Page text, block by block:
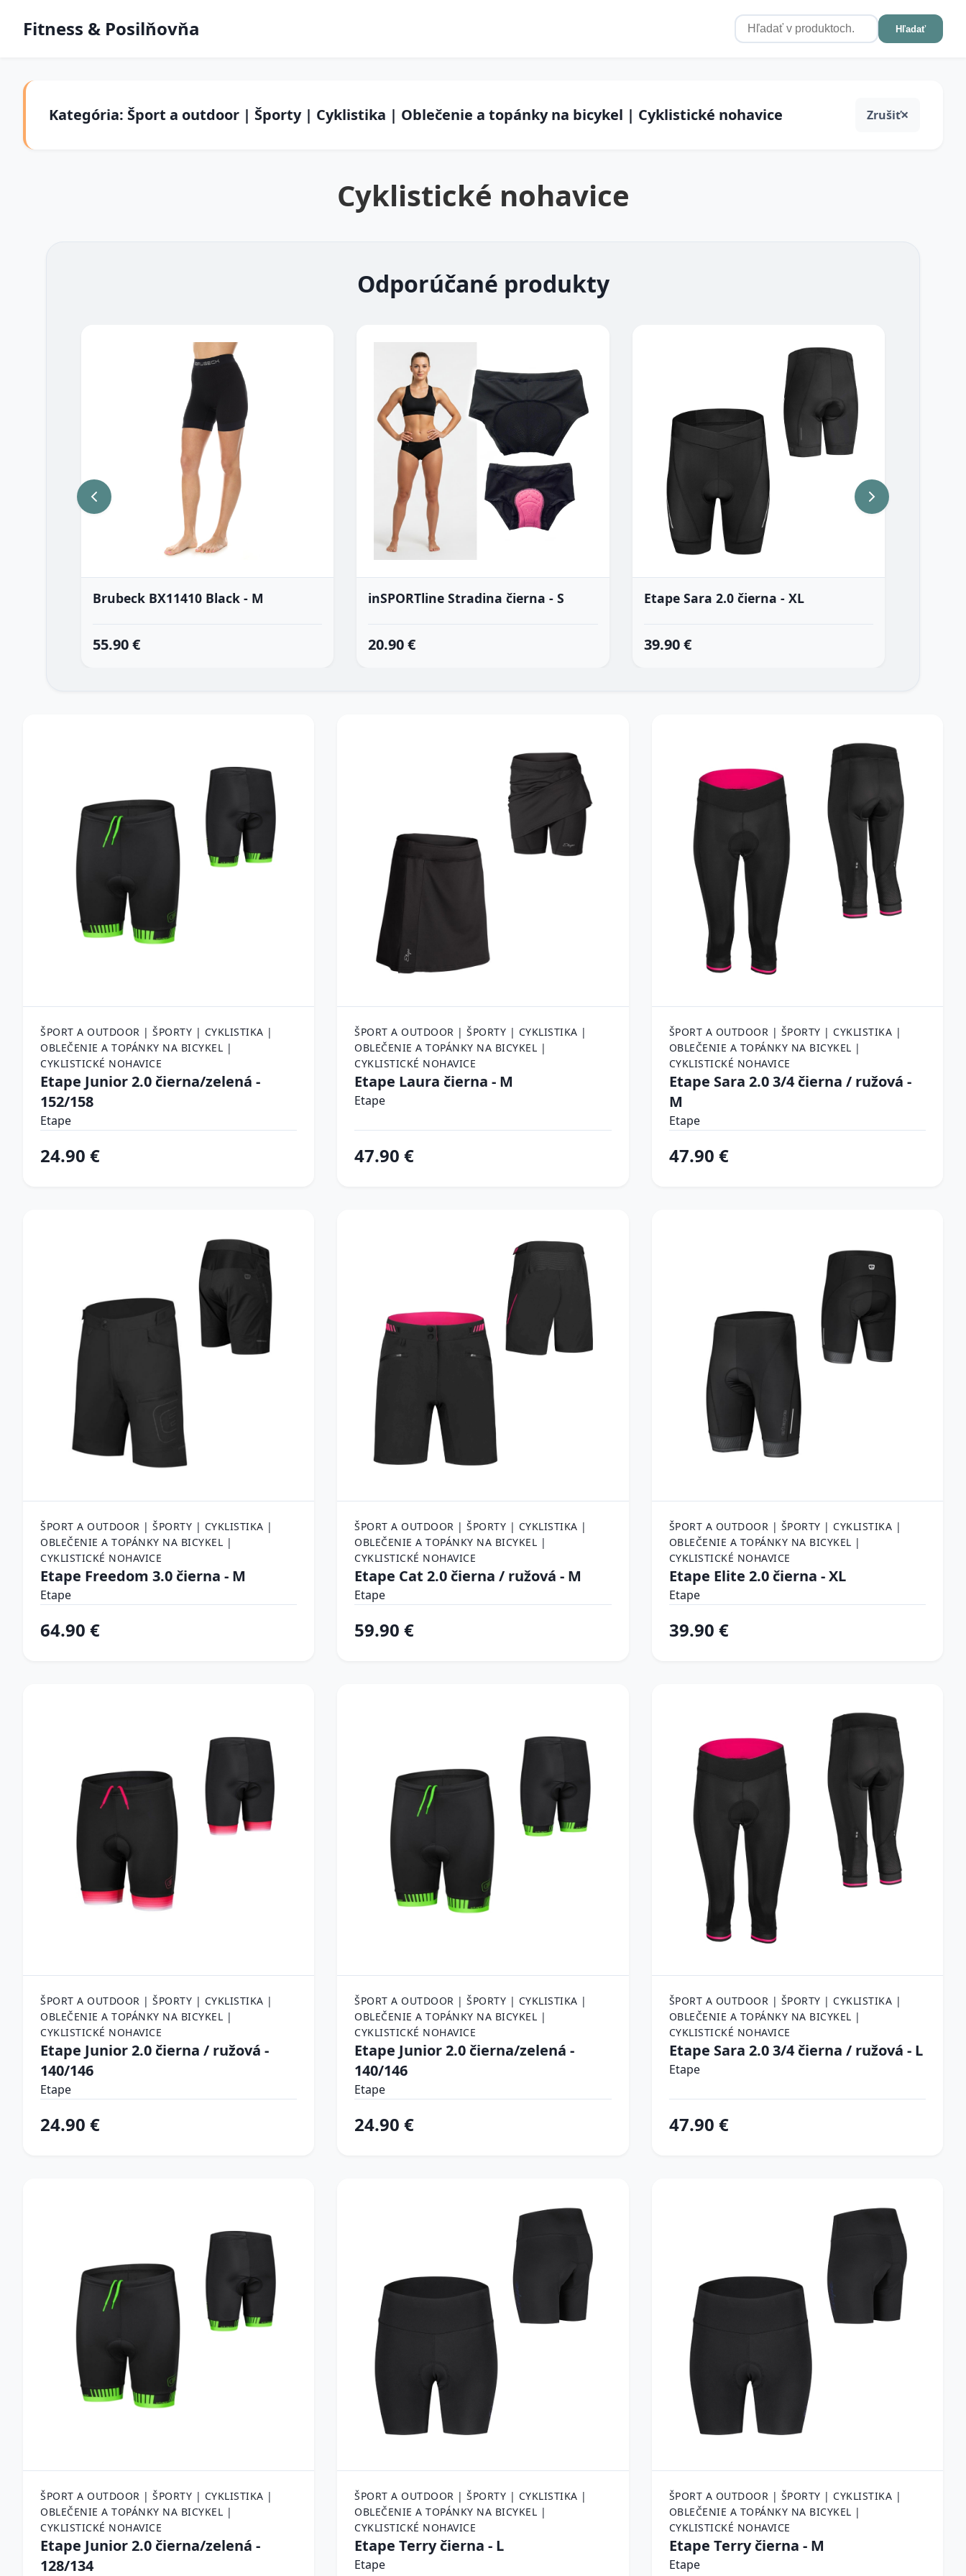
Fitness & Posilňovňa Hľadať
Kategória: Šport a outdoor | Športy | Cyklistika | Oblečenie a topánky na bicykel | Cyklistické nohavice Zrušiť
Cyklistické nohavice
Odporúčané produkty
Brubeck BX11410 Black - M
55.90 €
inSPORTline Stradina čierna - S
20.90 €
Etape Sara 2.0 čierna - XL
39.90 €
ŠPORT A OUTDOOR | ŠPORTY | CYKLISTIKA |
OBLEČENIE A TOPÁNKY NA BICYKEL |
CYKLISTICKÉ NOHAVICE
Etape Junior 2.0 čierna/zelená -
152/158
Etape
24.90 €
ŠPORT A OUTDOOR | ŠPORTY | CYKLISTIKA |
OBLEČENIE A TOPÁNKY NA BICYKEL |
CYKLISTICKÉ NOHAVICE
Etape Laura čierna - M
Etape
47.90 €
ŠPORT A OUTDOOR | ŠPORTY | CYKLISTIKA |
OBLEČENIE A TOPÁNKY NA BICYKEL |
CYKLISTICKÉ NOHAVICE
Etape Sara 2.0 3/4 čierna / ružová -
M
Etape
47.90 €
ŠPORT A OUTDOOR | ŠPORTY | CYKLISTIKA |
OBLEČENIE A TOPÁNKY NA BICYKEL |
CYKLISTICKÉ NOHAVICE
Etape Freedom 3.0 čierna - M
Etape
64.90 €
ŠPORT A OUTDOOR | ŠPORTY | CYKLISTIKA |
OBLEČENIE A TOPÁNKY NA BICYKEL |
CYKLISTICKÉ NOHAVICE
Etape Cat 2.0 čierna / ružová - M
Etape
59.90 €
ŠPORT A OUTDOOR | ŠPORTY | CYKLISTIKA |
OBLEČENIE A TOPÁNKY NA BICYKEL |
CYKLISTICKÉ NOHAVICE
Etape Elite 2.0 čierna - XL
Etape
39.90 €
ŠPORT A OUTDOOR | ŠPORTY | CYKLISTIKA |
OBLEČENIE A TOPÁNKY NA BICYKEL |
CYKLISTICKÉ NOHAVICE
Etape Junior 2.0 čierna / ružová -
140/146
Etape
24.90 €
ŠPORT A OUTDOOR | ŠPORTY | CYKLISTIKA |
OBLEČENIE A TOPÁNKY NA BICYKEL |
CYKLISTICKÉ NOHAVICE
Etape Junior 2.0 čierna/zelená -
140/146
Etape
24.90 €
ŠPORT A OUTDOOR | ŠPORTY | CYKLISTIKA |
OBLEČENIE A TOPÁNKY NA BICYKEL |
CYKLISTICKÉ NOHAVICE
Etape Sara 2.0 3/4 čierna / ružová - L
Etape
47.90 €
ŠPORT A OUTDOOR | ŠPORTY | CYKLISTIKA |
OBLEČENIE A TOPÁNKY NA BICYKEL |
CYKLISTICKÉ NOHAVICE
Etape Junior 2.0 čierna/zelená -
128/134
ŠPORT A OUTDOOR | ŠPORTY | CYKLISTIKA |
OBLEČENIE A TOPÁNKY NA BICYKEL |
CYKLISTICKÉ NOHAVICE
Etape Terry čierna - L
Etape
ŠPORT A OUTDOOR | ŠPORTY | CYKLISTIKA |
OBLEČENIE A TOPÁNKY NA BICYKEL |
CYKLISTICKÉ NOHAVICE
Etape Terry čierna - M
Etape